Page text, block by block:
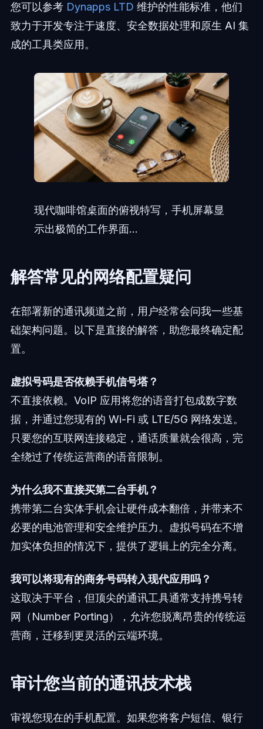
您可以参考 Dynapps LTD 维护的性能标准，他们
致力于开发专注于速度、安全数据处理和原生 AI 集
成的工具类应用。
现代咖啡馆桌面的俯视特写，手机屏幕显
示出极简的工作界面...
解答常见的网络配置疑问
在部署新的通讯频道之前，用户经常会问我一些基
础架构问题。以下是直接的解答，助您最终确定配
置。
虚拟号码是否依赖手机信号塔？
不直接依赖。VoIP 应用将您的语音打包成数字数
据，并通过您现有的 Wi-Fi 或 LTE/5G 网络发送。
只要您的互联网连接稳定，通话质量就会很高，完
全绕过了传统运营商的语音限制。
为什么我不直接买第二台手机？
携带第二台实体手机会让硬件成本翻倍，并带来不
必要的电池管理和安全维护压力。虚拟号码在不增
加实体负担的情况下，提供了逻辑上的完全分离。
我可以将现有的商务号码转入现代应用吗？
这取决于平台，但顶尖的通讯工具通常支持携号转
网（Number Porting），允许您脱离昂贵的传统运
营商，迁移到更灵活的云端环境。
审计您当前的通讯技术栈
审视您现在的手机配置。如果您将客户短信、银行